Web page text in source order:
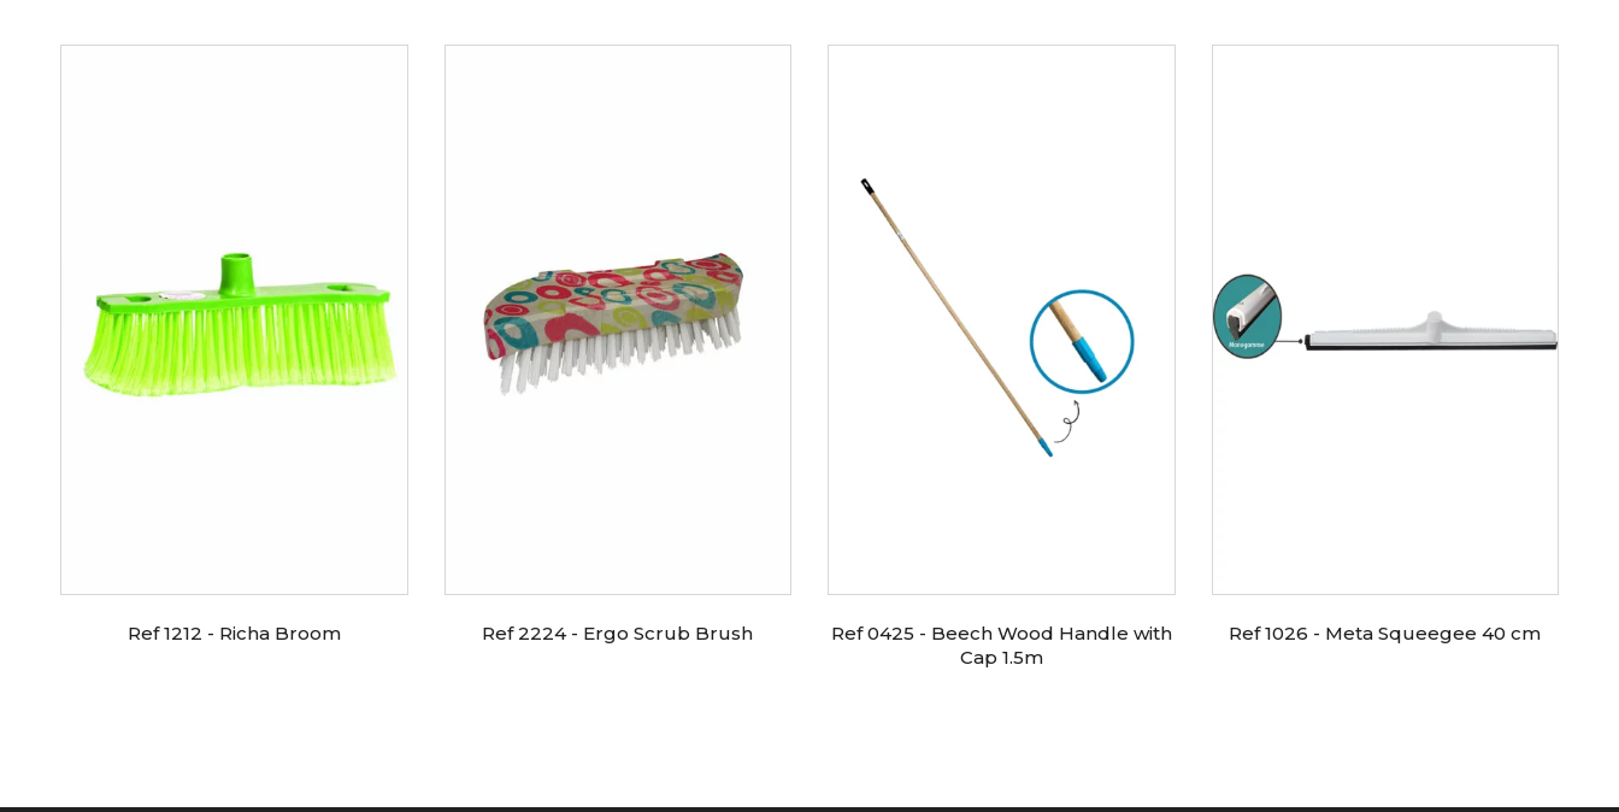
Ref 1026 - Meta Squeegee 40 cm
Ref 0425 - Beech Wood Handle with
Cap 1.5m
Ref 2224 - Ergo Scrub Brush
Ref 1212 - Richa Broom